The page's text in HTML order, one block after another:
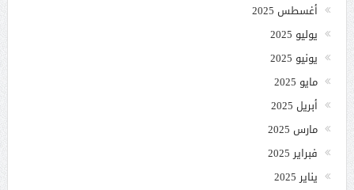
أغسطس 2025
يوليو 2025
يونيو 2025
مايو 2025
أبريل 2025
مارس 2025
فبراير 2025
يناير 2025